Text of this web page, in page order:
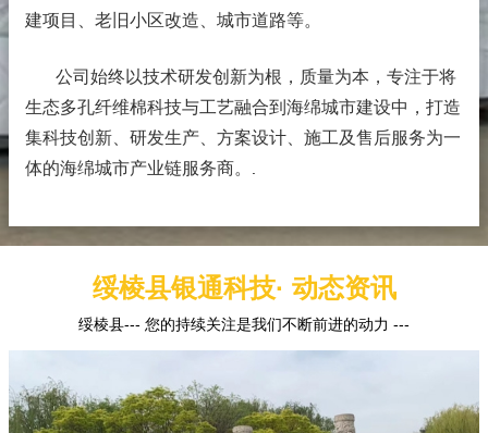
建项目、老旧小区改造、城市道路等。
公司始终以技术研发创新为根，质量为本，专注于将
生态多孔纤维棉科技与工艺融合到海绵城市建设中，打造
集科技创新、研发生产、方案设计、施工及售后服务为一
体的海绵城市产业链服务商。
绥棱县银通科技· 动态资讯
绥棱县--- 您的持续关注是我们不断前进的动力 ---